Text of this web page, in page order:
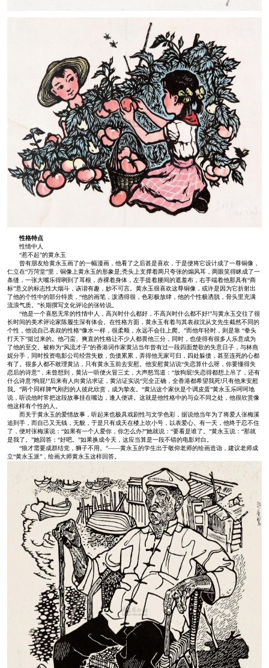
性格特点
性情中人
“惹不起”的黄永玉
曾有朋友给黄永玉画了的一幅漫画，他看了之后甚是喜欢，于是便将它设计成了一尊铜像，
仁立在“万菏堂”里，铜像上黄永玉的形象是;秃头上支撑着两只夸张的煽风耳，两眼笑得眯成了一
条缝，一张大嘴乐得咧到了耳根，赤裸着身体，左手提着腰间的遮羞布，右手端着他那具有“商
标”意义的标志性大烟斗，诙谐有趣，妙不可言。黄永玉很喜欢这尊铜像，或许是因为它折射出
了他的个性中的部分特质，“他的画笔，泼洒得很，色彩极放肆，他的个性极洒脱，骨头里充满
流浪气质。”长期撰写文化评论的张铃说。
“他是一个喜怒无常的性情中人，高兴时什么都好，不高兴时什么都不好!”与黄永玉交往了很
长时间的美术评论家陈履生深有体会。在性格方面，黄永玉有着与其表叔沈从文先生截然不同的
个性，他说自己表叔的性格“像水一样，很柔顺，永远不会往上爬。”而他年轻时，则是靠 “拳头
打天下”挺过来的。他刁蛮、爽直的性格让不少人都畏他三分，同时，也使得有很多人乐意成为
了他的至交。被称为“风流才子”的香港词作家黄沾当年曾有过一段四面楚歌的失意日子，与林燕
妮分手，同时投资电影公司经营失败，负债累累，弄得他无家可归，四处躲债，甚至连死的心都
有了。很多人都不敢理黄沾，只有黄永玉前去安慰。他安慰黄沾说“失恋算什么呀，你要懂得失
恋后的诗意”，未曾想到，黄沾一听便火冒三丈，大声怒骂道：“放狗屁!失恋得都想上吊了，还有
什么诗意?狗屁!”后来有人向黄沾求证，黄沾证实说“完全正确，全香港都希望我死!只有他来安慰
我。”两个同样脾气刚烈的人彼此欣赏，成为挚友。“黄沾这个家伙是个调皮蛋”黄永玉乐呵呵地
说，听说他时常把这段故事挂在嘴边，逢人便讲。这就是他性格中的与众不同之处，他很欣赏像
他这样有个性的人。
而关于黄永玉的爱情故事，听起来也极具戏剧性与文学色彩，据说他当年为了将爱人张梅溪
追到手，而自己又无钱，无貌，于是只有成天在楼上吹小号，以表爱心。有一天，他终于忍不住
了，便对张梅溪说：“如果有一个人爱你，你怎么办?”她就说：“要看是谁了。”黄永玉说：“那就
是我了。”她回答：“好吧。”如果换成今天，这应当算是一段不错的电影对白。
“狼才需要成群结党，狮子不用。”——黄永玉的学生出于敬仰老师的绘画造诣，建议老师成
立“黄永玉派”，绘画大师黄永玉这样回答。